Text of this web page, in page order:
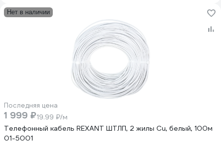
Нет в наличии
Последняя цена
1 999 ₽19.99 ₽/м
Телефонный кабель REXANT ШТЛП, 2 жилы Cu, белый, 100м
01-5001